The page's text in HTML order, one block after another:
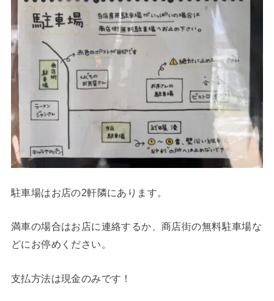
駐車場はお店の2軒隣にあります。
満車の場合はお店に連絡するか、商店街の無料駐車場な
どにお停めください。
支払方法は現金のみです！